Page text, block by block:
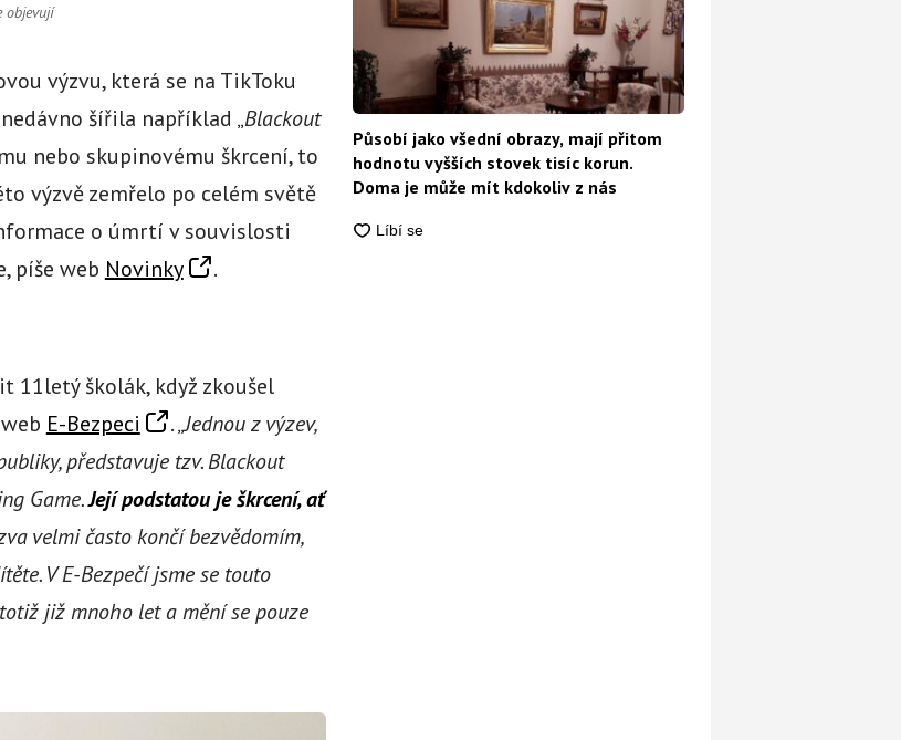
objevují
výzvu, která se na TikToku
šířila například „Blackout
nebo skupinovému škrcení, to
výzvě zemřelo po celém světě
o úmrtí v souvislosti
píše web Novinky .
11letý školák, když zkoušel
E-Bezpeci . „Jednou z výzev,
představuje tzv. Blackout
Game.Její podstatou je škrcení, ať
velmi často končí bezvědomím,
V E-Bezpečí jsme se touto
již mnoho let a mění se pouze
Působí jako všední obrazy, mají přitom
hodnotu vyšších stovek tisíc korun.
Doma je může mít kdokoliv z nás